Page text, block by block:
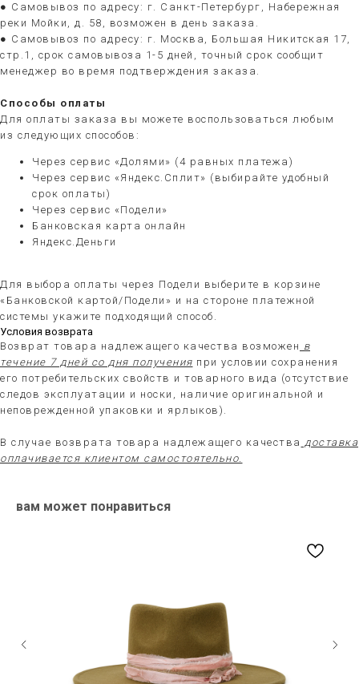
● Самовывоз по адресу: г. Санкт-Петербург, Набережная
реки Мойки, д. 58, возможен в день заказа.
● Самовывоз по адресу: г. Москва, Большая Никитская 17,
стр.1, срок самовывоза 1-5 дней, точный срок сообщит
менеджер во время подтверждения заказа.
Способы оплаты
Для оплаты заказа вы можете воспользоваться любым
из следующих способов:
Через сервис «Долями» (4 равных платежа)
Через сервис «Яндекс.Сплит» (выбирайте удобный
срок оплаты)
Через сервис «Подели»
Банковская карта онлайн
Яндекс.Деньги
Для выбора оплаты через Подели выберите в корзине
«Банковской картой/Подели» и на стороне платежной
системы укажите подходящий способ.
Условия возврата
Возврат товара надлежащего качества возможен в
течение 7 дней со дня получения при условии сохранения
его потребительских свойств и товарного вида (отсутствие
следов эксплуатации и носки, наличие оригинальной и
неповрежденной упаковки и ярлыков).
В случае возврата товара надлежащего качества доставка
оплачивается клиентом самостоятельно.
вам может понравиться